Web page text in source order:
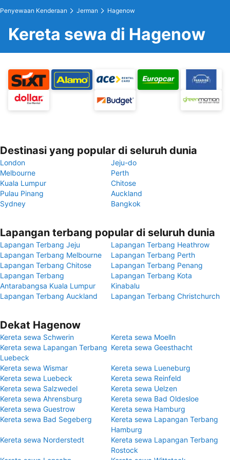
Penyewaan Kenderaan Jerman Hagenow
Kereta sewa di Hagenow
Destinasi yang popular di seluruh dunia
London
Jeju-do
Melbourne
Perth
Kuala Lumpur
Chitose
Pulau Pinang
Auckland
Sydney
Bangkok
Lapangan terbang popular di seluruh dunia
Lapangan Terbang Jeju
Lapangan Terbang Heathrow
Lapangan Terbang Melbourne
Lapangan Terbang Perth
Lapangan Terbang Chitose
Lapangan Terbang Penang
Lapangan Terbang
Antarabangsa Kuala Lumpur
Lapangan Terbang Kota
Kinabalu
Lapangan Terbang Auckland
Lapangan Terbang Christchurch
Dekat Hagenow
Kereta sewa Schwerin
Kereta sewa Moelln
Kereta sewa Lapangan Terbang
Luebeck
Kereta sewa Geesthacht
Kereta sewa Wismar
Kereta sewa Lueneburg
Kereta sewa Luebeck
Kereta sewa Reinfeld
Kereta sewa Salzwedel
Kereta sewa Uelzen
Kereta sewa Ahrensburg
Kereta sewa Bad Oldesloe
Kereta sewa Guestrow
Kereta sewa Hamburg
Kereta sewa Bad Segeberg
Kereta sewa Lapangan Terbang
Hamburg
Kereta sewa Norderstedt
Kereta sewa Lapangan Terbang
Rostock